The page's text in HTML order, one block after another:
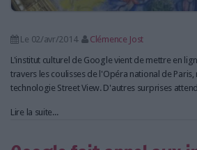
Le 02/avr/2014
Clémence Jost
L'institut culturel de Google vient de mettre en
travers les coulisses de l'Opéra national de
technologie Street View. D'autres surprises
Lire la suite...